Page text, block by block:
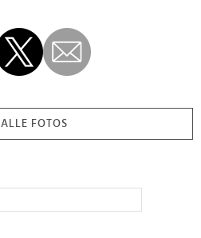
ALLE FOTOS